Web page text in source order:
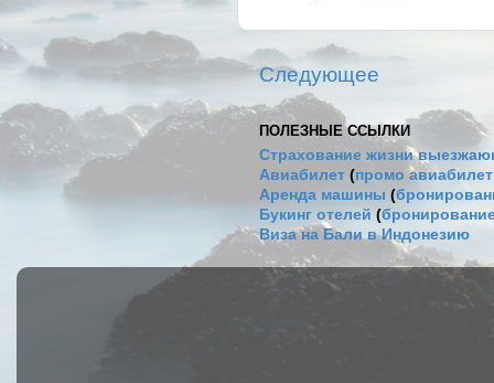
Следующее
ПОЛЕЗНЫЕ ССЫЛКИ
Страхование жизни
Авиабилет (промо
Аренда машины (
Букинг отелей (
Виза на Бали в Индонезию